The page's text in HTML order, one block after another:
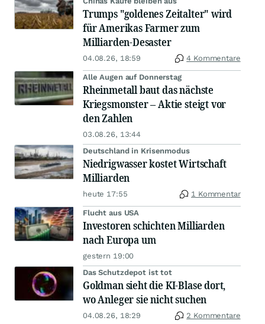
Trumps "goldenes Zeitalter" wird
für Amerikas Farmer zum
Milliarden-Desaster
04.08.26, 18:59 4 Kommentare
Alle Augen auf Donnerstag
Rheinmetall baut das nächste
Kriegsmonster – Aktie steigt vor
den Zahlen
03.08.26, 13:44
Deutschland in Krisenmodus
Niedrigwasser kostet Wirtschaft
Milliarden
heute 17:55 1 Kommentar
Flucht aus USA
Investoren schichten Milliarden
nach Europa um
gestern 19:00
Das Schutzdepot ist tot
Goldman sieht die KI-Blase dort,
wo Anleger sie nicht suchen
04.08.26, 18:29 2 Kommentare